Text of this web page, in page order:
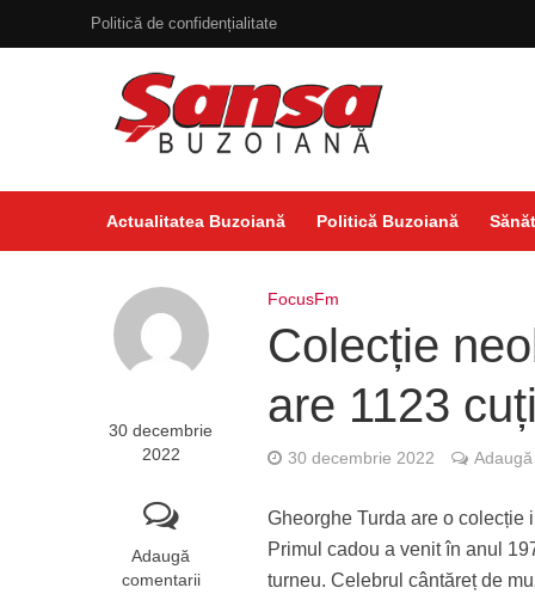
Politică de confidențialitate
Actualitatea Buzoiană Politică Buzoiană
30 decembrie
2022
Adaugă
comentarii
FocusFm
Colecție
are 1123
30 decembrie 2022
Gheorghe Turda are o colecție
Primul cadou a venit în anul
turneu. Celebrul cântăreț de